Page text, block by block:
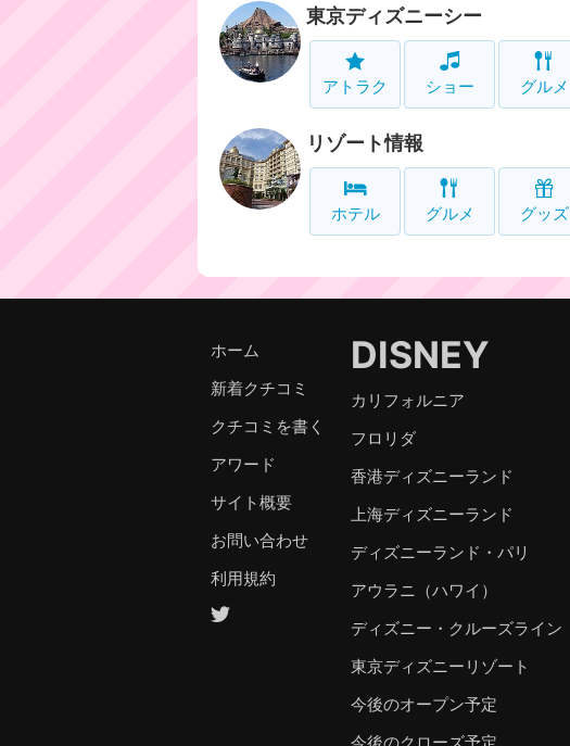
東京ディズニーシー
アトラク ショー グルメ
リゾート情報
ホテル グルメ グッズ
ホーム
新着クチコミ
クチコミを書く
アワード
サイト概要
お問い合わせ
利用規約
DISNEY
カリフォルニア
フロリダ
香港ディズニーランド
上海ディズニーランド
ディズニーランド・パリ
アウラニ（ハワイ）
ディズニー・クルーズライン
東京ディズニーリゾート
今後のオープン予定